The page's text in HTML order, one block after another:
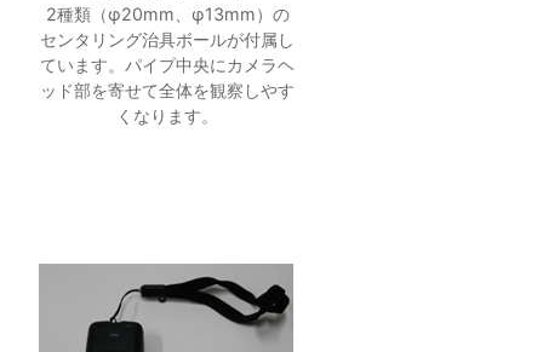
2種類（φ20mm、φ13mm）の
センタリング治具ボールが付属し
ています。パイプ中央にカメラヘ
ッド部を寄せて全体を観察しやす
くなります。